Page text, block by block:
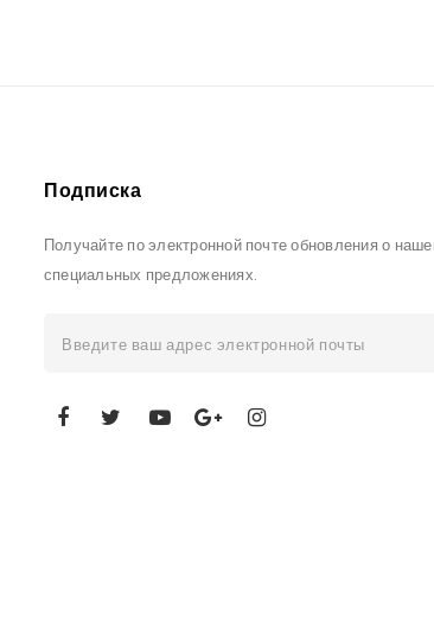
Подписка
Получайте по электронной почте обновления о
специальных предложениях.